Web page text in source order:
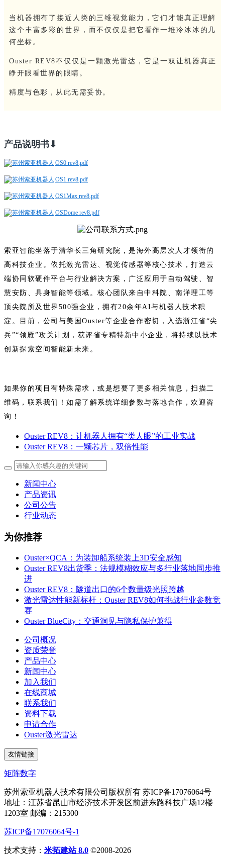
当机器拥有了接近人类的三维视觉能力，它们才能真正理解
这个丰富多彩的世界，而不仅仅是把它看作一堆冷冰冰的几
何坐标。
Ouster REV8不仅仅是一颗激光雷达，它是一双让机器真正
睁开眼看世界的眼睛。
精度与色彩，从此无需妥协。
产品说明书⬇
OS0 rev8.pdf
OS1 rev8.pdf
OS1Max rev8.pdf
OSDome rev8.pdf
索亚智能坐落于清华长三角研究院，是海外高层次人才领衔的
高科技企业。依托激光雷达、视觉传感器等核心技术，打造云
端协同软硬件平台与行业解决方案，广泛应用于自动驾驶、智
慧安防、具身智能等领域。核心团队来自中科院、南洋理工等
顶尖院所及世界500强企业，拥有20余年AI与机器人技术积
淀。目前，公司与美国Ouster等企业合作密切，入选浙江省“尖
兵”“领雁”攻关计划，获评省专精特新中小企业，将持续以技术
创新探索空间智能新未来。
如果你的项目有特殊需求，或是想要了更多相关信息，扫描二
维码，联系我们！如需了解系统详细参数与落地合作，欢迎咨
询！
Ouster REV8：让机器人拥有“类人眼”的工业实战
Ouster REV8：一颗芯片，双倍性能
新闻中心
产品资讯
公司公告
行业动态
为你推荐
Ouster×QCA：为装卸船系统装上3D安全感知
Ouster REV8出货季：法规模糊效应与多行业落地同步推
进
Ouster REV8：隧道出口的6个数量级光照跨越
激光雷达性能新标杆：Ouster REV8如何挑战行业参数竞
赛
Ouster BlueCity：交通洞见与隐私保护兼得
公司概况
资质荣誉
产品中心
新闻中心
加入我们
在线商城
联系我们
资料下载
申请合作
Ouster激光雷达
友情链接
矩阵数字
苏州索亚机器人技术有限公司版权所有 苏ICP备17076064号
地址：江苏省昆山市经济技术开发区前进东路科技广场12楼
1203室 邮编：215300
苏ICP备17076064号-1
技术支持： 米拓建站 8.0 ©2008-2026